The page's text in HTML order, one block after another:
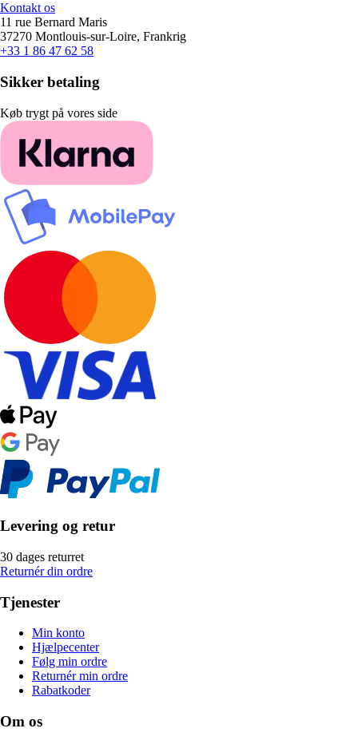
Kontakt os
11 rue Bernard Maris
37270 Montlouis-sur-Loire, Frankrig
+33 1 86 47 62 58
Sikker betaling
Køb trygt på vores side
Levering og retur
30 dages returret
Returnér din ordre
Tjenester
Min konto
Hjælpecenter
Følg min ordre
Returnér min ordre
Rabatkoder
Om os